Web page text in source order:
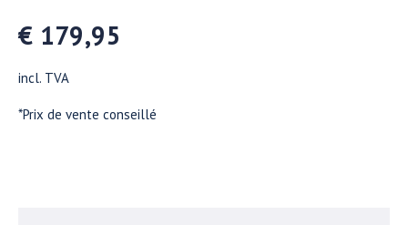
€ 179,95
incl. TVA
*Prix de vente conseillé